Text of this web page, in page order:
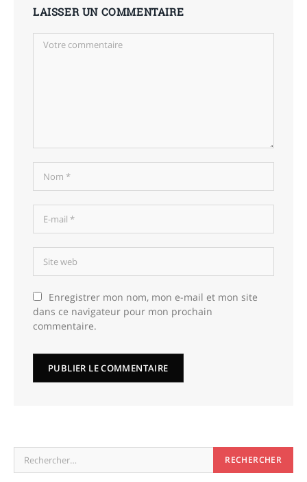
LAISSER UN COMMENTAIRE
Enregistrer mon nom, mon e-mail et mon site
dans ce navigateur pour mon prochain
commentaire.